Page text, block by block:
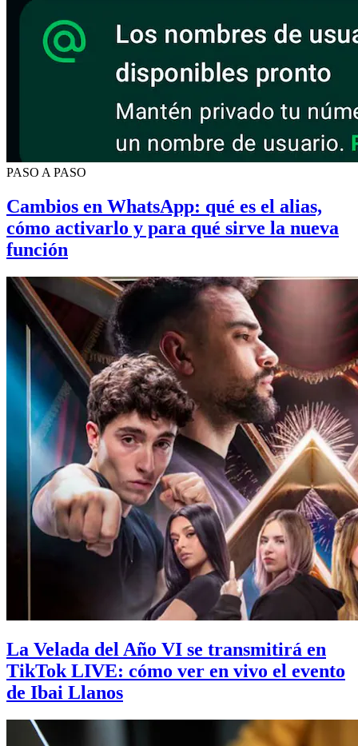
PASO A PASO
Cambios en WhatsApp: qué es el alias,
cómo activarlo y para qué sirve la nueva
función
La Velada del Año VI se transmitirá en
TikTok LIVE: cómo ver en vivo el evento
de Ibai Llanos